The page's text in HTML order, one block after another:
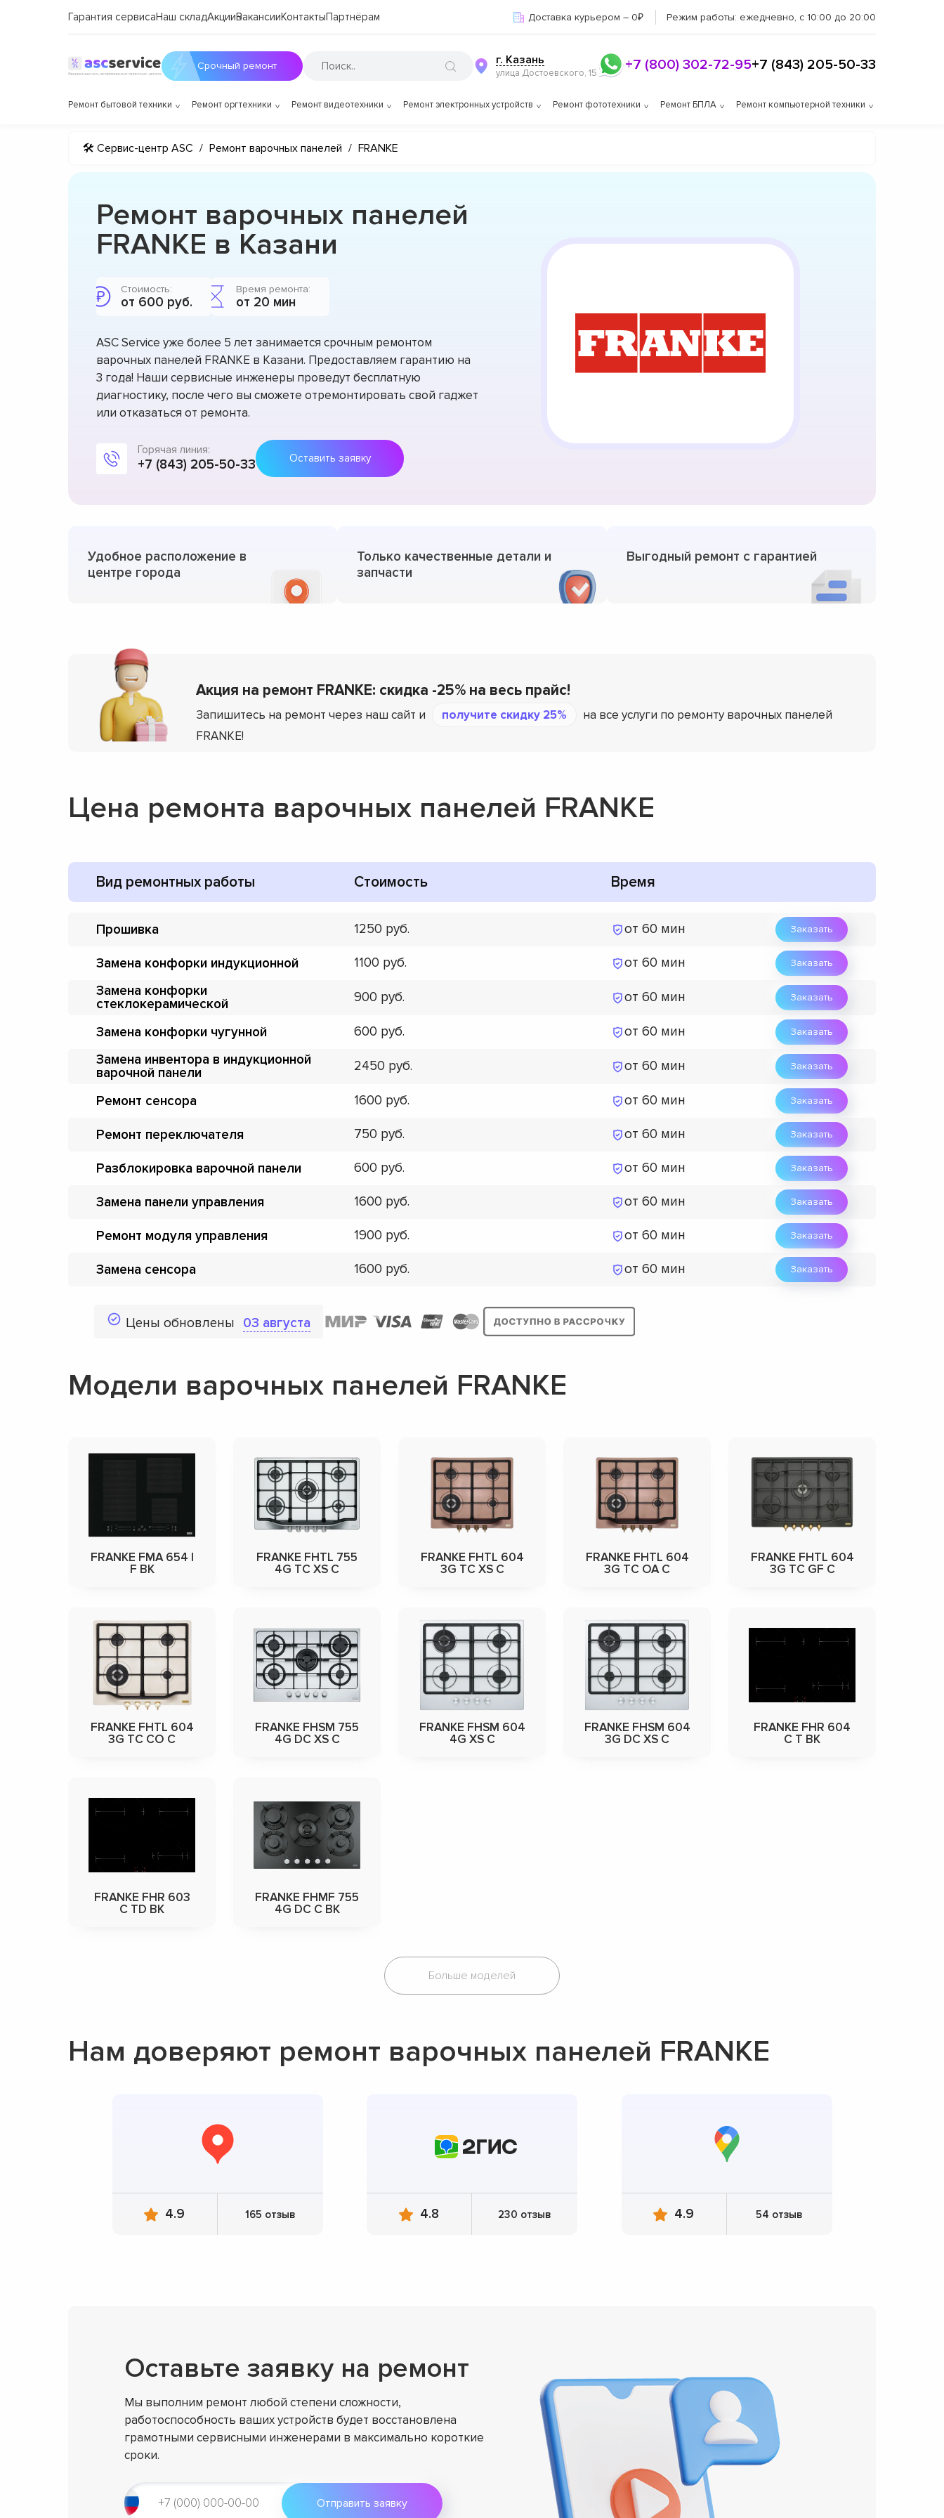
Гарантия сервисаНаш складАкцииВакансииКонтактыПартнёрам Доставка курьером – 0₽ Режим работы: ежедневно, с 10:00 до 20:00
Срочный ремонт г. Казань
улица Достоевского, 15 +7 (800) 302-72-95+7 (843) 205-50-33
Ремонт бытовой техники Ремонт оргтехники Ремонт видеотехники Ремонт электронных устройств Ремонт фототехники Ремонт БПЛА Ремонт компьютерной техники
🛠 Сервис-центр ASC / Ремонт варочных панелей / FRANKE
Ремонт варочных панелей
FRANKE в Казани
Стоимость:
от 600 руб.
Время ремонта:
от 20 мин
ASC Service уже более 5 лет занимается срочным ремонтом
варочных панелей FRANKE в Казани. Предоставляем гарантию на
3 года! Наши сервисные инженеры проведут бесплатную
диагностику, после чего вы сможете отремонтировать свой гаджет
или отказаться от ремонта.
Горячая линия:
+7 (843) 205-50-33 Оставить заявку
Удобное расположение в
центре города
Только качественные детали и
запчасти
Выгодный ремонт с гарантией
Акция на ремонт FRANKE: скидка -25% на весь прайс!
Запишитесь на ремонт через наш сайт и получите скидку 25%
на все услуги по ремонту варочных панелей
FRANKE!
Цена ремонта варочных панелей FRANKE
Вид ремонтных работы Стоимость Время
Прошивка 1250 от 60 мин Заказать
Замена конфорки индукционной 1100 от 60 мин Заказать
Замена конфорки
стеклокерамической
900 от 60 мин Заказать
Замена конфорки чугунной 600 от 60 мин Заказать
Замена инвентора в индукционной
варочной панели
2450 от 60 мин Заказать
Ремонт сенсора 1600 от 60 мин Заказать
Ремонт переключателя 750 от 60 мин Заказать
Разблокировка варочной панели 600 от 60 мин Заказать
Замена панели управления 1600 от 60 мин Заказать
Ремонт модуля управления 1900 от 60 мин Заказать
Замена сенсора 1600 от 60 мин Заказать
Цены обновлены 03 августа
Модели варочных панелей FRANKE
FRANKE FMA 654 I
F BK
FRANKE FHTL 755
4G TC XS C
FRANKE FHTL 604
3G TC XS C
FRANKE FHTL 604
3G TC OA C
FRANKE FHTL 604
3G TC GF C
FRANKE FHTL 604
3G TC CO C
FRANKE FHSM 755
4G DC XS C
FRANKE FHSM 604
4G XS C
FRANKE FHSM 604
3G DC XS C
FRANKE FHR 604
C T BK
FRANKE FHR 603
C TD BK
FRANKE FHMF 755
4G DC C BK
Больше моделей
Нам доверяют ремонт варочных панелей FRANKE
4.9 165 отзыв 4.8 230 отзыв 4.9 54 отзыв
Оставьте заявку на ремонт
Мы выполним ремонт любой степени сложности,
работоспособность ваших устройств будет восстановлена
грамотными сервисными инженерами в максимально короткие
сроки.